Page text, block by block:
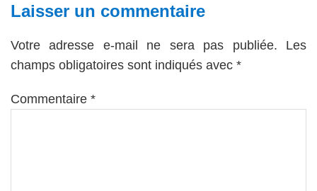
Interactions
lecteur
Laisser un commentaire
Votre adresse e-mail ne sera pas publiée.
Les
champs obligatoires sont indiqués avec *
Commentaire *